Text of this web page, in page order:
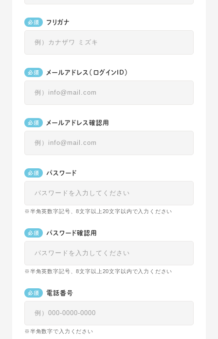
フリガナ
メールアドレス（ログインID）
メールアドレス確認用
パスワード
半角英数字記号、8文字以上20文字以内で入力ください
パスワード確認用
半角英数字記号、8文字以上20文字以内で入力ください
電話番号
半角数字で入力ください